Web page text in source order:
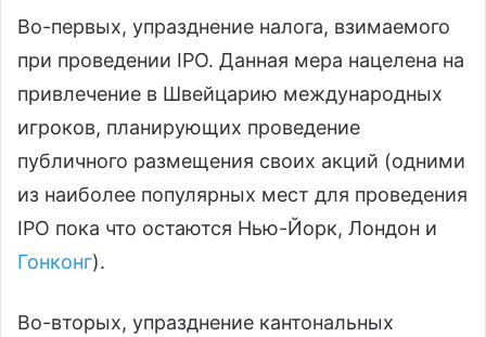
Во-первых, упразднение налога, взимаемого
при проведении IPO. Данная мера нацелена на
привлечение в Швейцарию международных
игроков, планирующих проведение
публичного размещения своих акций (одними
из наиболее популярных мест для проведения
IPO пока что остаются Нью-Йорк, Лондон и
Гонконг).
Во-вторых, упразднение кантональных